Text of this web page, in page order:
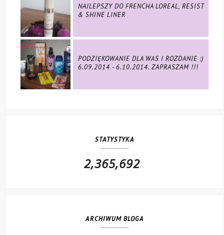
NAJLEPSZY DO FRENCHA LOREAL, RESIST
& SHINE LINER
PODZIĘKOWANIE DLA WAS I ROZDANIE :)
6.09.2014 - 6.10.2014. ZAPRASZAM !!!
STATYSTYKA
2,365,692
ARCHIWUM BLOGA